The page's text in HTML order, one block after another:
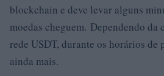
blockchain e deve levar alguns
moedas cheguem. Dependendo da
rede USDT, durante os horários de
ainda mais.